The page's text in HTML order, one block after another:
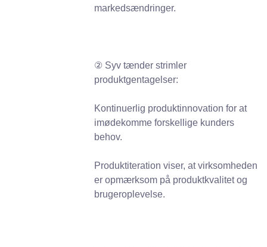
markedsændringer.
② Syv tænder strimler
produktgentagelser:
Kontinuerlig produktinnovation for at
imødekomme forskellige kunders
behov.
Produktiteration viser, at virksomheden
er opmærksom på produktkvalitet og
brugeroplevelse.